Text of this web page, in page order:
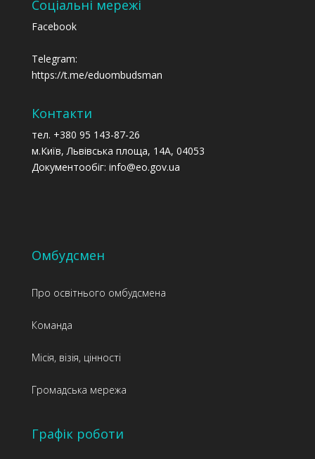
Соціальні мережі
Facebook
Telegram:
https://t.me/eduombudsman
Контакти
тел. +380 95 143-87-26
м.Київ, Львівська площа, 14А, 04053
Документообіг: info@eo.gov.ua
Омбудсмен
Про освітнього омбудсмена
Команда
Місія, візія, цінності
Громадська мережа
Графік роботи